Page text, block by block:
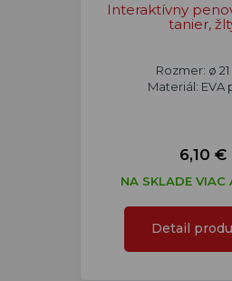
Interaktívny
tanier,
Rozmer: ø
Materiál: EVA
6,10 €
NA SKLADE VIAC
Detail